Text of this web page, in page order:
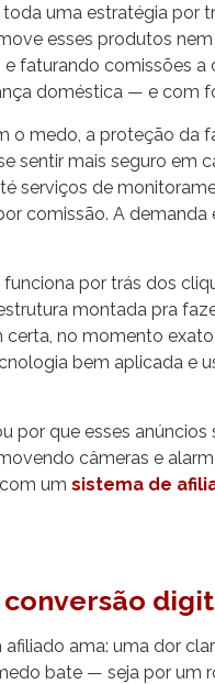
uma estratégia por
esses produtos nem
faturando comissões a
doméstica — e com
o medo, a proteção da
sentir mais seguro em
serviços de
comissão. A demanda
por trás dos
montada pra
no momento
bem aplicada e
por que esses anúncios
câmeras e
um sistema de
conversão
ama: uma dor
bate — seja por um